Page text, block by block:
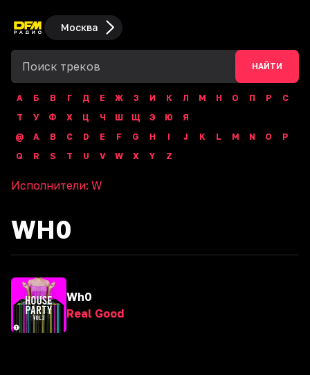
Москва
НАЙТИ
А Б В Г Д Е Ж З И К Л М Н О П Р
С
Т
У Ф Х Ц Ч Ш Щ Э Ю
Я
@
A B C D E F G H I J K L M N O
P
Q
R S T U V W X Y Z
Исполнители: W
WH0
Wh0
Real Good